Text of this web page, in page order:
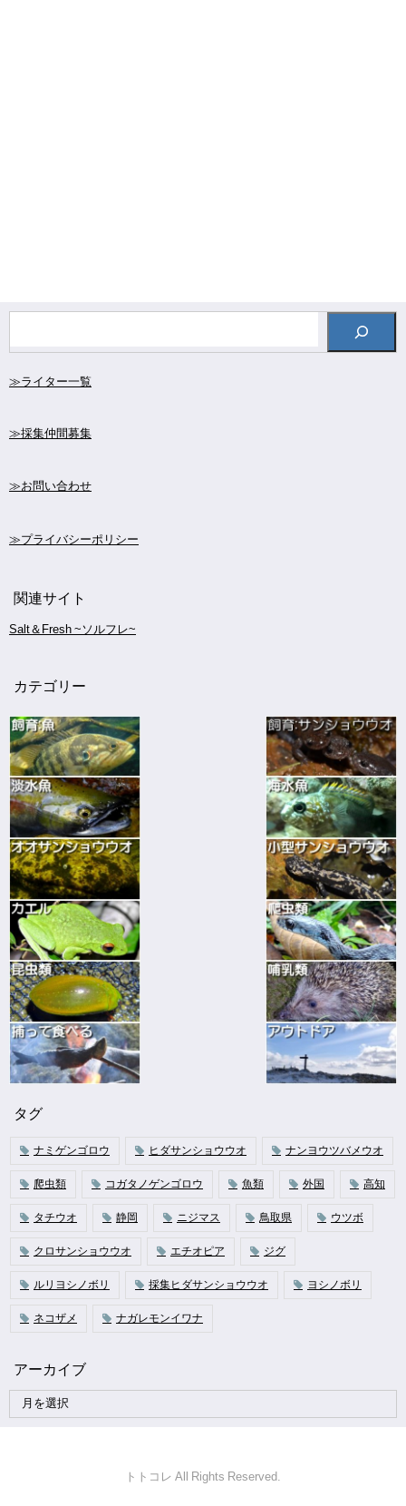
≫ライター一覧
≫採集仲間募集
≫お問い合わせ
≫プライバシーポリシー
関連サイト
Salt＆Fresh ~ソルフレ~
カテゴリー
タグ
ナミゲンゴロウ ヒダサンショウウオ ナンヨウツバメウオ
爬虫類 コガタノゲンゴロウ 魚類 外国 高知
タチウオ 静岡 ニジマス 鳥取県 ウツボ
クロサンショウウオ エチオピア ジグ
ルリヨシノボリ 採集ヒダサンショウウオ ヨシノボリ
ネコザメ ナガレモンイワナ
アーカイブ
トトコレ All Rights Reserved.